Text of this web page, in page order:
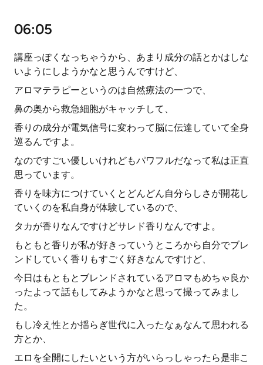
06:05
講座っぽくなっちゃうから、あまり成分の話とかはしな
いようにしようかなと思うんですけど、
アロマテラピーというのは自然療法の一つで、
鼻の奥から救急細胞がキャッチして、
香りの成分が電気信号に変わって脳に伝達していて全身
巡るんですよ。
なのですごい優しいけれどもパワフルだなって私は正直
思っています。
香りを味方につけていくとどんどん自分らしさが開花し
ていくのを私自身が体験しているので、
タカが香りなんですけどサレド香りなんですよ。
もともと香りが私が好きっていうところから自分でブレ
ンドしていく香りもすごく好きなんですけど、
今日はもともとブレンドされているアロマもめちゃ良か
ったよって話もしてみようかなと思って撮ってみまし
た。
もし冷え性とか揺らぎ世代に入ったなぁなんて思われる
方とか、
エロを全開にしたいという方がいらっしゃったら是非こ